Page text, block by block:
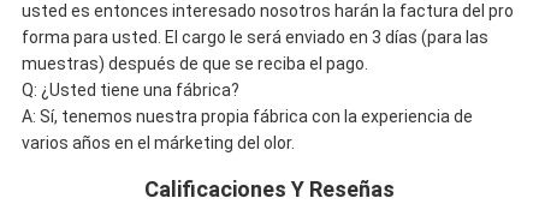
usted es entonces interesado nosotros harán la factura del pro
forma para usted. El cargo le será enviado en 3 días (para las
muestras) después de que se reciba el pago.
Q: ¿Usted tiene una fábrica?
A: Sí, tenemos nuestra propia fábrica con la experiencia de
varios años en el márketing del olor.
Calificaciones Y Reseñas